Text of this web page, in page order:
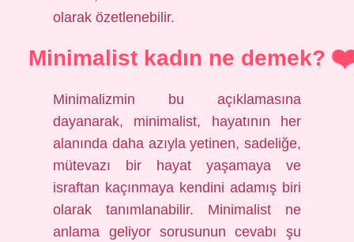
olarak özetlenebilir.
Minimalist kadın ne demek?
Minimalizmin bu açıklamasına
dayanarak, minimalist, hayatının her
alanında daha azıyla yetinen, sadeliğe,
mütevazı bir hayat yaşamaya ve
israftan kaçınmaya kendini adamış biri
olarak tanımlanabilir. Minimalist ne
anlama geliyor sorusunun cevabı şu